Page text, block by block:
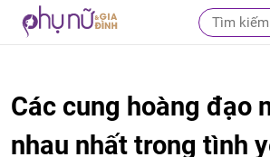
Các cung hoàng đạo
nhau nhất trong tình